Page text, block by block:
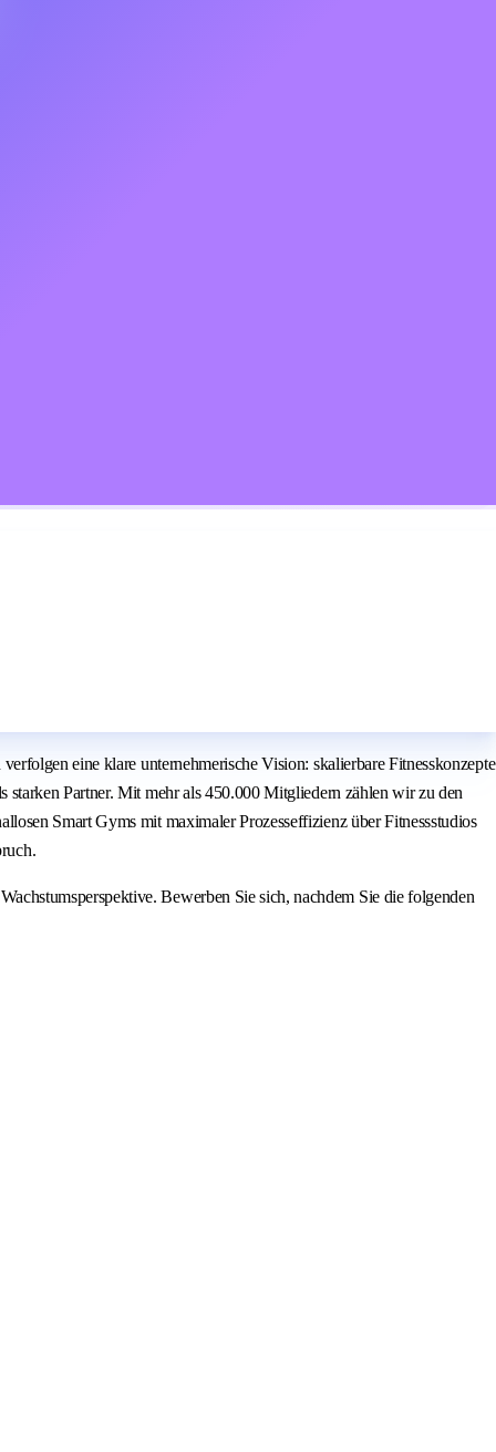
eine klare unternehmerische Vision: skalierbare Fitnesskonzepte
Partner. Mit mehr als 450.000 Mitgliedern zählen wir zu den
Smart Gyms mit maximaler Prozesseffizienz über Fitnessstudios
Bewerben Sie sich, nachdem Sie die folgenden